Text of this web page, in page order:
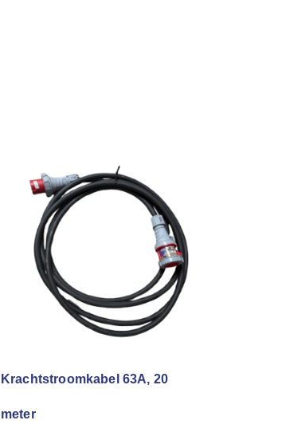
Krachtstroomkabel 63A, 20
meter